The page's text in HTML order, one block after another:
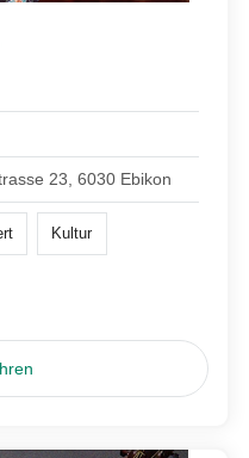
23, 6030 Ebikon
Kultur